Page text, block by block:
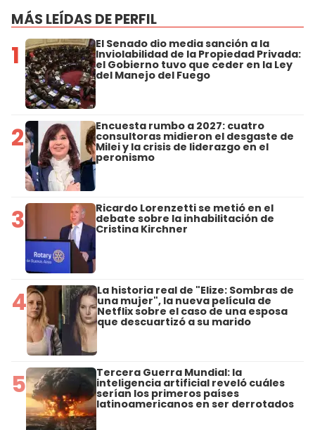
MÁS LEÍDAS DE PERFIL
1 El Senado dio media sanción a la
Inviolabilidad de la Propiedad Privada:
el Gobierno tuvo que ceder en la Ley
del Manejo del Fuego
2 Encuesta rumbo a 2027: cuatro
consultoras midieron el desgaste de
Milei y la crisis de liderazgo en el
peronismo
3 Ricardo Lorenzetti se metió en el
debate sobre la inhabilitación de
Cristina Kirchner
4 La historia real de "Elize: Sombras de
una mujer", la nueva película de
Netflix sobre el caso de una esposa
que descuartizó a su marido
5 Tercera Guerra Mundial: la
inteligencia artificial reveló cuáles
serían los primeros países
latinoamericanos en ser derrotados